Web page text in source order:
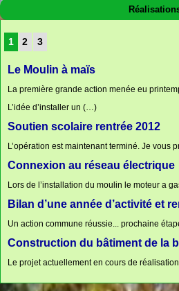
1 2 3
Le Moulin à maïs
La première grande action menée eu
L’idée d’installer un (…)
Soutien scolaire rentrée 2012
L’opération est maintenant terminé. Je vous
Connexion au réseau électrique
Lors de l’installation du moulin le moteur a
Bilan d’une année d’activité et
Un action commune réussie... prochaine
Construction du bâtiment de la
Le projet actuellement en cours de